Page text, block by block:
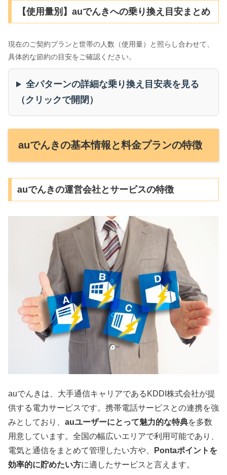
【使用量別】auでんきへの乗り換え目安まとめ
現在のご契約プランと世帯の人数（使用量）と照らし合わせて、
具体的な節約の目安をご確認ください。
全パターンの詳細な乗り換え目安表を見る
（クリックで開閉）
auでんきの基本情報と料金プランの特徴
auでんきの運営会社とサービスの特徴
auでんきは、大手通信キャリアであるKDDI株式会社が提
供する電力サービスです。携帯電話サービスとの連携を強
みとしており、 auユーザーにとって魅力的な特典を多数
用意しています。全国の幅広いエリアで利用可能であり、
電気と通信をまとめて管理したい方や、
Pontaポイントを
効率的に貯めたい方に適したサービスと言えます。